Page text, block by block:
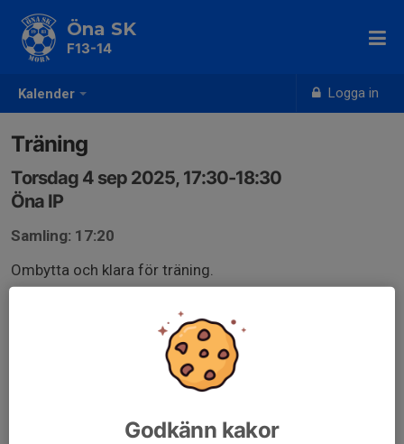
Kalender Logga in
Öna SK
F13-14
Träning
Torsdag 4 sep 2025, 17:30-18:30
Öna IP
Samling: 17:20
Ombytta och klara för träning.
Godkänn kakor